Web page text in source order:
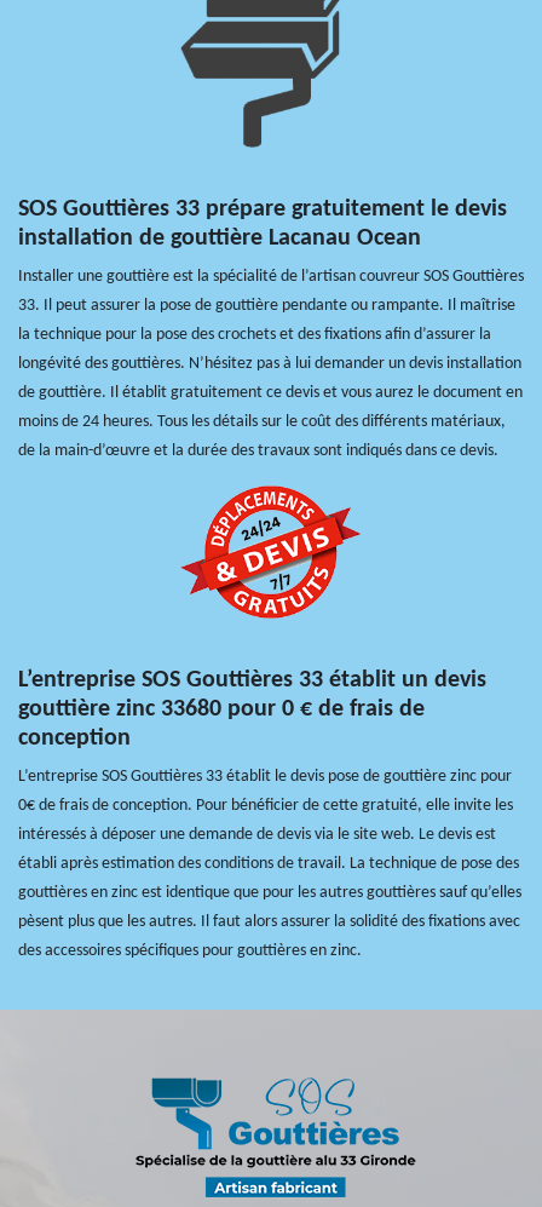
SOS Gouttières 33 prépare gratuitement le devis
installation de gouttière Lacanau Ocean
Installer une gouttière est la spécialité de l’artisan couvreur SOS Gouttières
33. Il peut assurer la pose de gouttière pendante ou rampante. Il maîtrise
la technique pour la pose des crochets et des fixations afin d’assurer la
longévité des gouttières. N’hésitez pas à lui demander un devis installation
de gouttière. Il établit gratuitement ce devis et vous aurez le document en
moins de 24 heures. Tous les détails sur le coût des différents matériaux,
de la main-d’œuvre et la durée des travaux sont indiqués dans ce devis.
L’entreprise SOS Gouttières 33 établit un devis
gouttière zinc 33680 pour 0 € de frais de
conception
L’entreprise SOS Gouttières 33 établit le devis pose de gouttière zinc pour
0€ de frais de conception. Pour bénéficier de cette gratuité, elle invite les
intéressés à déposer une demande de devis via le site web. Le devis est
établi après estimation des conditions de travail. La technique de pose des
gouttières en zinc est identique que pour les autres gouttières sauf qu’elles
pèsent plus que les autres. Il faut alors assurer la solidité des fixations avec
des accessoires spécifiques pour gouttières en zinc.